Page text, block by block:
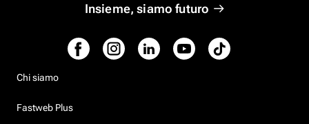
Insieme, siamo futuro
Chi siamo
Fastweb Plus